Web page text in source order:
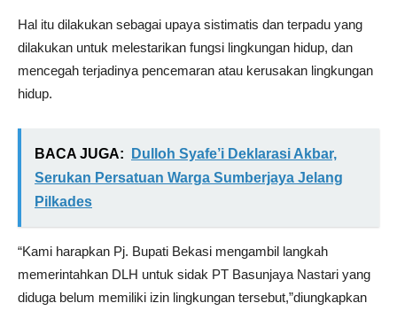
Hal itu dilakukan sebagai upaya sistimatis dan terpadu yang
dilakukan untuk melestarikan fungsi lingkungan hidup, dan
mencegah terjadinya pencemaran atau kerusakan lingkungan
hidup.
BACA JUGA:
Dulloh Syafe’i Deklarasi Akbar,
Serukan Persatuan Warga Sumberjaya Jelang
Pilkades
“Kami harapkan Pj. Bupati Bekasi mengambil langkah
memerintahkan DLH untuk sidak PT Basunjaya Nastari yang
diduga belum memiliki izin lingkungan tersebut,”diungkapkan